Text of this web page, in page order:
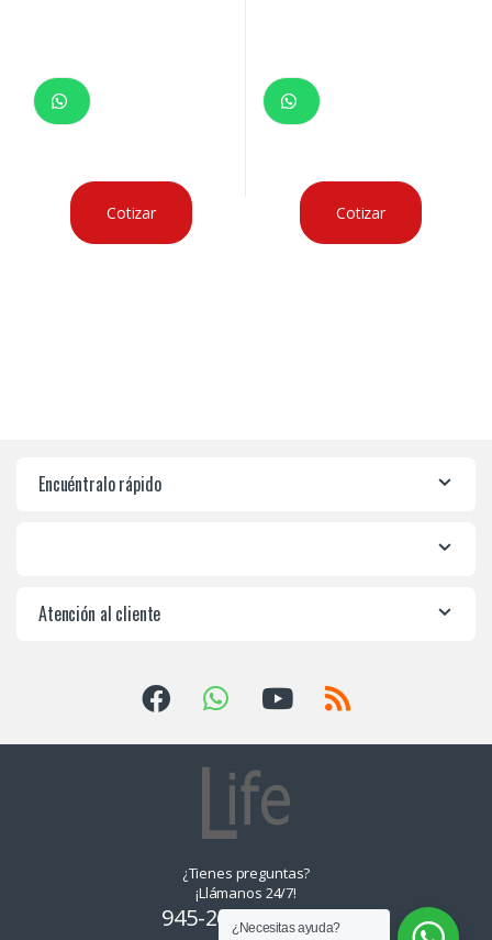
Cotizar Cotizar
Encuéntralo rápido
Atención al cliente
¿Tienes preguntas?
¡Llámanos 24/7!
945-265550, 955-
¿Necesitas ayuda?